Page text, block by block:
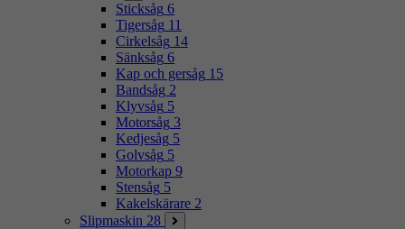
Sticksåg 6
Tigersåg 11
Cirkelsåg 14
Sänksåg 6
Kap och gersåg 15
Bandsåg 2
Klyvsåg 5
Motorsåg 3
Kedjesåg 5
Golvsåg 5
Motorkap 9
Stensåg 5
Kakelskärare 2
Slipmaskin 28